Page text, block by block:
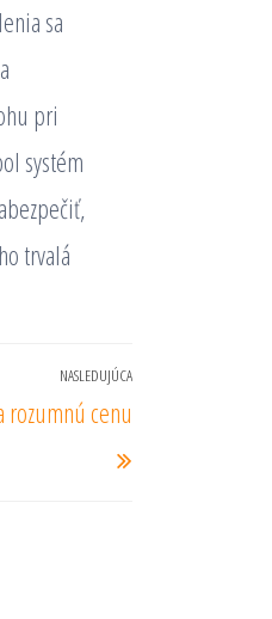
sa
pri
systém
trvalá
Nasledujúci
NASLEDUJÚCA
rozumnú cenu